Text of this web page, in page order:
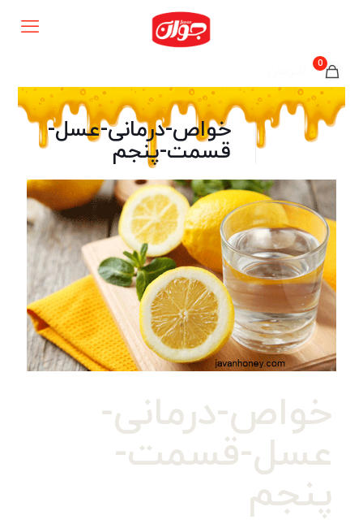
0
خواص-درمانی-عسل-
قسمت-پنجم
خواص-درمانی-
عسل-قسمت-
پنجم